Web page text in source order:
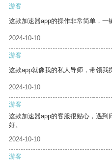
游客
这款加速器app的操作非常简单，一
2024-10-10
游客
这款app就像我的私人导师，带领我
2024-10-10
游客
这款加速器app的客服很贴心，遇到
好。
2024-10-10
游客